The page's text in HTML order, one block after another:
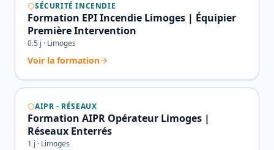
SÉCURITÉ INCENDIE
Formation EPI Incendie Limoges | Équipier
Première Intervention
0.5 j · Limoges
Voir la formation
AIPR - RÉSEAUX
Formation AIPR Opérateur Limoges |
Réseaux Enterrés
1 j · Limoges